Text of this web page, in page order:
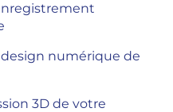
numérique de
3D de votre